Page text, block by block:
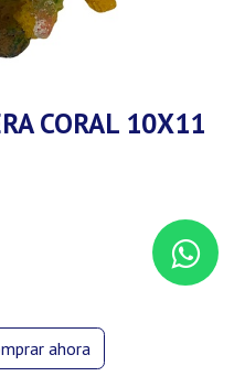
CORAL 10X11
ahora